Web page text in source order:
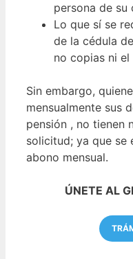
persona de su
Lo que sí se
de la cédula
no copias ni
Sin embargo,
mensualmente sus
pensión , no tienen
solicitud; ya que se
abono mensual.
ÚNETE AL